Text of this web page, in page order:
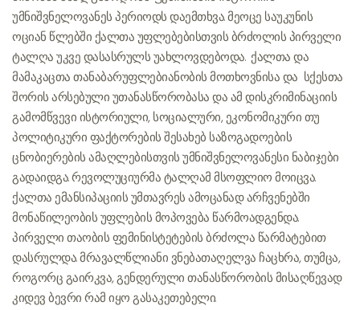
უმნიშვნელოვანეს პერიოდს დაემთხვა. მეოცე საუკუნის
ოციან წლებში ქალთა უფლებებისთვის ბრძოლის პირველი
ტალღა უკვე დასასრულს უახლოვდებოდა. ქალთა და
მამაკაცთა თანაბარუფლებიანობის მოთხოვნისა და სქესთა
შორის არსებული უთანასწორობასა და ამ დისკრიმინაციის
გამომწვევი ისტორიული, სოციალური, ეკონომიკური თუ
პოლიტიკური ფაქტორების შესახებ საზოგადოების
ცნობიერების ამაღლებისთვის უმნიშვნელოვანესი ნაბიჯები
გადაიდგა. რევოლუციურმა ტალღამ მსოფლიო მოიცვა.
ქალთა ემანსიპაციის უმთავრეს ამოცანად არჩვენებში
მონაწილეობის უფლების მოპოვება წარმოადგენდა.
პირველი თაობის ფემინისტეტების ბრძოლა წარმატებით
დასრულდა. მრავალწლიანი ვნებათაღელვა ჩაცხრა, თუმცა,
როგორც გაირკვა, გენდერული თანასწორობის მისაღწევად
კიდევ ბევრი რამ იყო გასაკეთებელი.